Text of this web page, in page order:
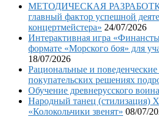
МЕТОДИЧЕСКАЯ РАЗРАБОТКА
главный фактор успешной
концертмейстера» 24/07/2026
Интерактивная игра
формате «Морского боя» для
18/07/2026
Рациональные и
покупательских решениях
Обучение древнерусского воина
Народный танец (стилизация)
«Колокольчики звенят» 08/07/